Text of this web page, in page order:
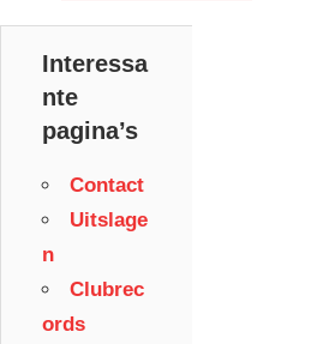
Interessa
nte
pagina’s
Contact
Uitslage
n
Clubrec
ords